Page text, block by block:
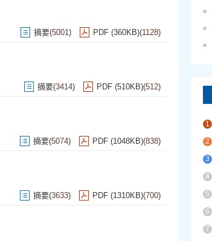
摘要(5001) PDF (360KB)(1128)
摘要(3414) PDF (510KB)(512)
摘要(5074) PDF (1048KB)(838)
摘要(3633) PDF (1310KB)(700)
1
2
3
4
5
6
7